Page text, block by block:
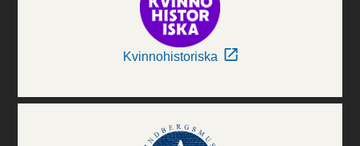
Kvinnohistoriska